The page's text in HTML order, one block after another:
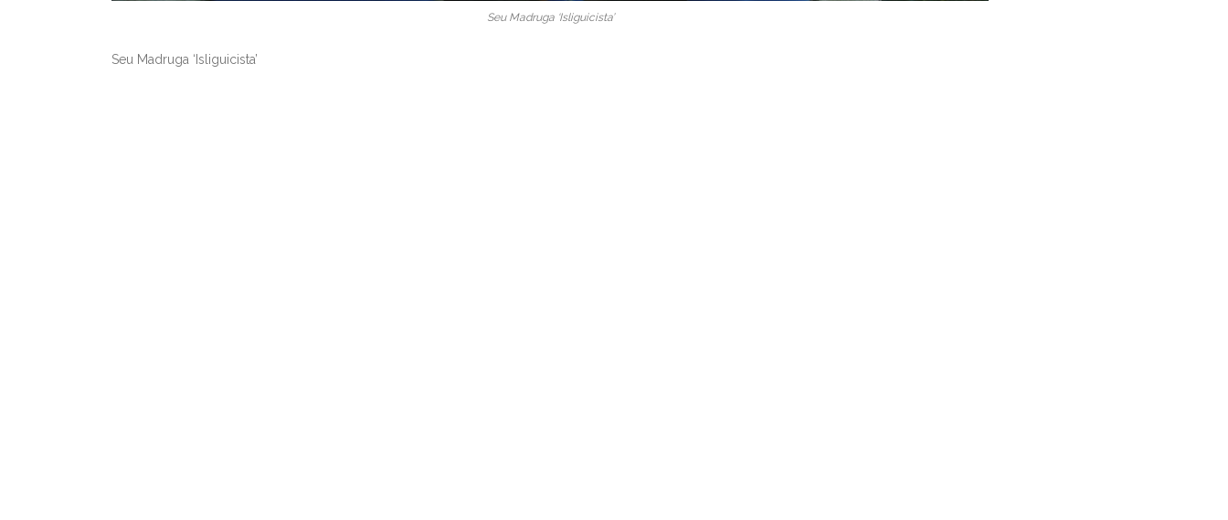
Seu Madruga ‘Isliguicista’
Seu Madruga ‘Isliguicista’